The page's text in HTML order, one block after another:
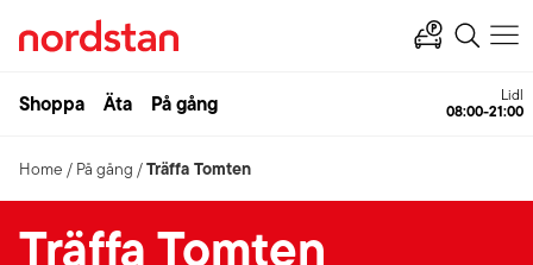
Shoppa Äta På gång Lidl
08:00-21:00
Home / På gång /Träffa Tomten
Träffa Tomten